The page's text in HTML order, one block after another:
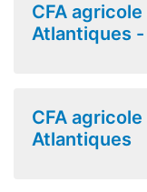
CFA
Atlantiques
CFA
Atlantiques